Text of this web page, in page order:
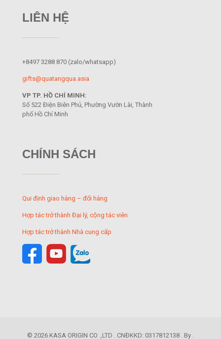
LIÊN HỆ
+8497 3288 870 (zalo/whatsapp)
gifts@quatangqua.asia
VP TP. HỒ CHÍ MINH:
Số 522 Điện Biên Phủ, Phường Vườn Lài, Thành
phố Hồ Chí Minh
CHÍNH SÁCH
Qui định giao hàng – đổi hàng
Hợp tác trở thành Đại lý, cộng tác viên
Hợp tác trở thành Nhà cung cấp
© 2026 KASA ORIGIN CO .,LTD . CNĐKKD: 0317812138 . By .